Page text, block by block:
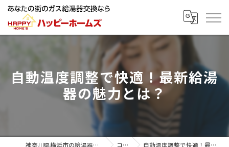
自動温度調整で快適！最新給湯
器の魅力とは？
神奈川県横浜市の給湯器ならハッピーホームズ コラム 自動温度調整で快適！最新給湯器の魅力とは？